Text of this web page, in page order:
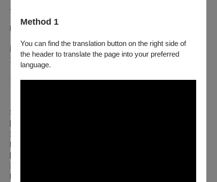
Method 1
You can find the translation button on the right side of
the header to translate the page into your preferred
language.
極致的即興節奏
的局勢中，接招並反擊。
門票數量有限，手刀搶購！🎟️ 🎟️ 🎟️
別在門外觀望，來跟我們一起「客」點什麼好戲！
× ╳〃°。🎩 ×╳〃°。🎭 ×╳〃°。🎬×╳〃°。🎤〃╳×
客語暨戲劇指導｜徐敏莉
製作人｜張世暘
瑜